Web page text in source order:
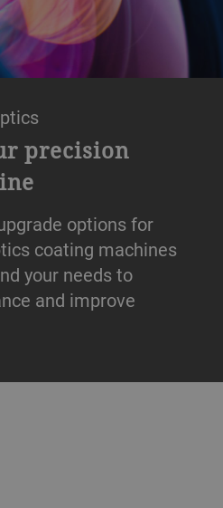
precision
options for
coating machines
your needs to
and improve